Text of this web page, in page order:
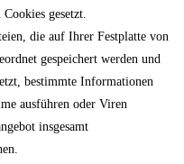
gesetzt.
die auf Ihrer Festplatte von
gespeichert werden und
bestimmte Informationen
ausführen oder Viren
insgesamt